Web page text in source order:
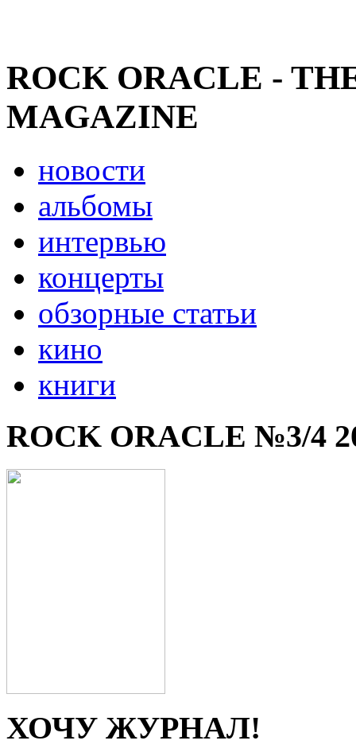
ROCK ORACLE -
MAGAZINE
новости
альбомы
интервью
концерты
обзорные статьи
кино
книги
ROCK ORACLE №3/4
ХОЧУ ЖУРНАЛ!